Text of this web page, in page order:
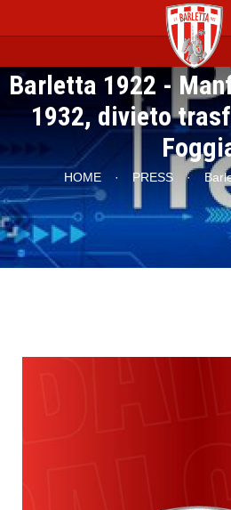
Barletta 1922 -
1932, divieto
HOME · PRESS ·